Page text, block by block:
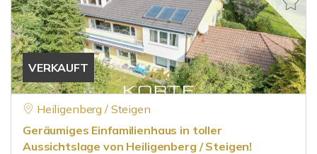
VERKAUFT
Heiligenberg / Steigen
Geräumiges Einfamilienhaus in toller
Aussichtslage von Heiligenberg / Steigen!